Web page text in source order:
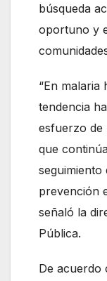
búsqueda
oportuno y
“En malaria
tendencia
esfuerzo de
que
seguimiento
prevención
señaló la
Pública.
De acuerdo